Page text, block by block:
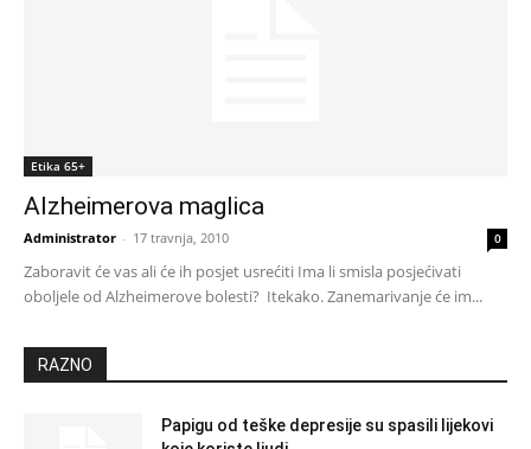
Etika 65+
Alzheimerova maglica
Administrator - 17 travnja, 2010 0
Zaboravit će vas ali će ih posjet usrećiti Ima li smisla posjećivati
oboljele od Alzheimerove bolesti? Itekako. Zanemarivanje će im...
RAZNO
Papigu od teške depresije su spasili lijekovi